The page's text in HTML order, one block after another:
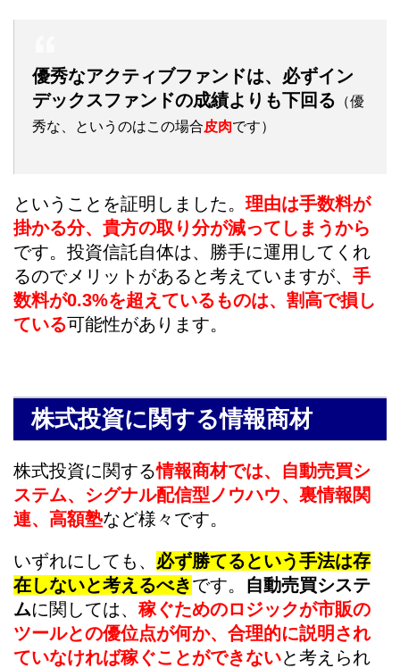
優秀なアクティブファンドは、必ずイン
デックスファンドの成績よりも下回る （優
秀な、というのはこの場合皮肉です）
ということを証明しました。 理由は手数料が
掛かる分、貴方の取り分が減ってしまうから
です。投資信託自体は、勝手に運用してくれ
るのでメリットがあると考えていますが、 手
数料が0.3%を超えているものは、割高で損し
ている可能性があります。
株式投資に関する情報商材
株式投資に関する情報商材では、自動売買シ
ステム、シグナル配信型ノウハウ、裏情報関
連、高額塾など様々です。
いずれにしても、 必ず勝てるという手法は存
在しないと考えるべきです。 自動売買システ
ムに関しては、 稼ぐためのロジックが市販の
ツールとの優位点が何か、合理的に説明され
ていなければ稼ぐことができないと考えられ